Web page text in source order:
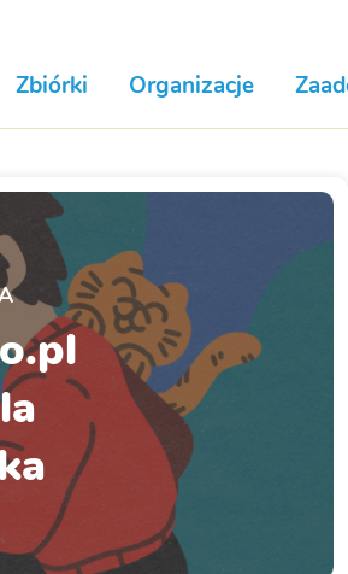
Zbiórki Organizacje